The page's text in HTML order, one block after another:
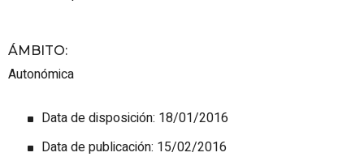
ÁMBITO:
Autonómica
Data de disposición: 18/01/2016
Data de publicación: 15/02/2016